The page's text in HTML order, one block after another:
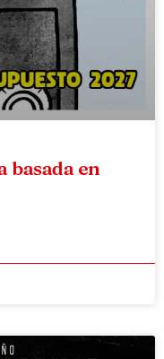
basada en